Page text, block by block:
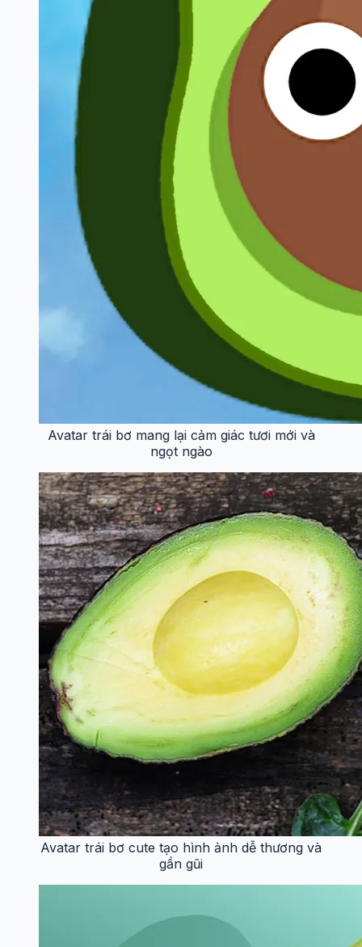
Avatar trái bơ mang lại cảm giác tươi mới và
ngọt ngào
Avatar trái bơ cute tạo hình ảnh dễ thương và
gần gũi